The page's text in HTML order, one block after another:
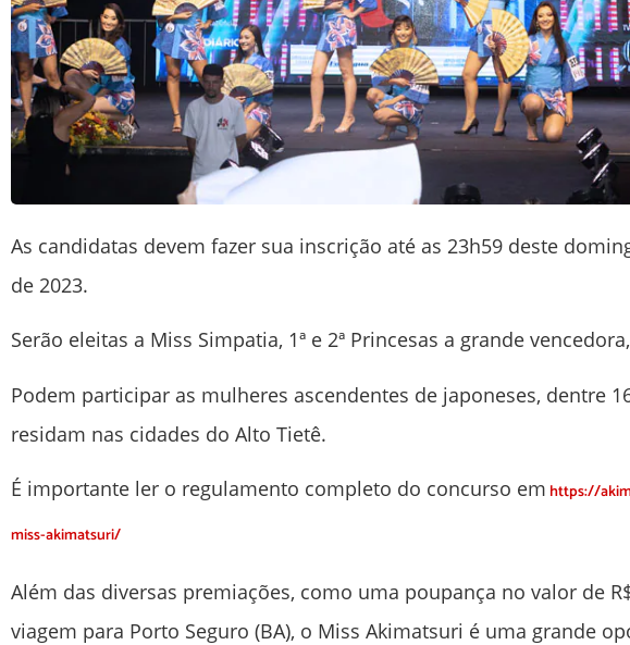
As candidatas devem fazer sua inscrição até as 23h59 deste
de 2023.
Serão eleitas a Miss Simpatia, 1ª e 2ª Princesas a grande
Podem participar as mulheres ascendentes de japoneses, dentre
residam nas cidades do Alto Tietê.
É importante ler o regulamento completo do concurso em https://
miss-akimatsuri/
Além das diversas premiações, como uma poupança no valor de
viagem para Porto Seguro (BA), o Miss Akimatsuri é uma grande